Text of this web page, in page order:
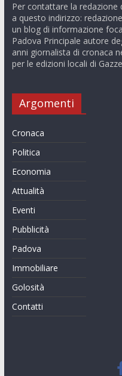
Per contattare la redazione
a questo indirizzo:
un blog di informazione
Padova Principale autore
anni giornalista di cronaca
per le edizioni locali di
Argomenti
Cronaca
Politica
Economia
Attualità
Eventi
Pubblicità
Padova
Immobiliare
Golosità
Contatti